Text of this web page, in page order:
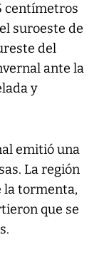
centímetros
suroeste de
del
ante la
y
emitió una
La región
la tormenta,
que se